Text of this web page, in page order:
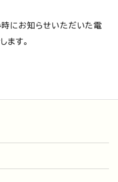
にお知らせいただいた電
ます。